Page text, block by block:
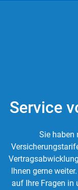
Service
Sie haben
Ihnen gerne
auf Ihre Fragen in